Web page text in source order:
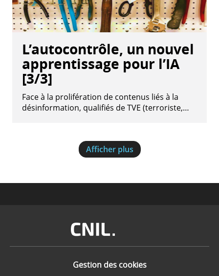
L’autocontrôle, un nouvel
apprentissage pour l’IA
[3/3]
Face à la prolifération de contenus liés à la
désinformation, qualifiés de TVE (terroriste,…
Afficher plus
Image
Gestion des cookies